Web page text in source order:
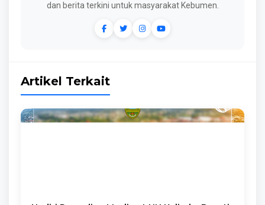
dan berita terkini untuk masyarakat Kebumen.
Artikel Terkait